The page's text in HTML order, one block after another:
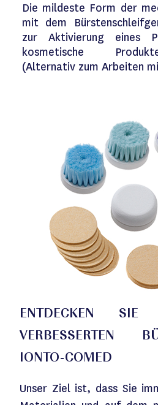
Die mildeste Form der
mit dem
zur Aktivierung eines
kosmetische
(Alternativ zum Arbeiten
ENTDECKEN
VERBESSERTEN
IONTO-COMED
Unser Ziel ist, dass Sie